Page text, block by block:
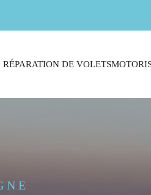
RÉPARATION DE VOLETS